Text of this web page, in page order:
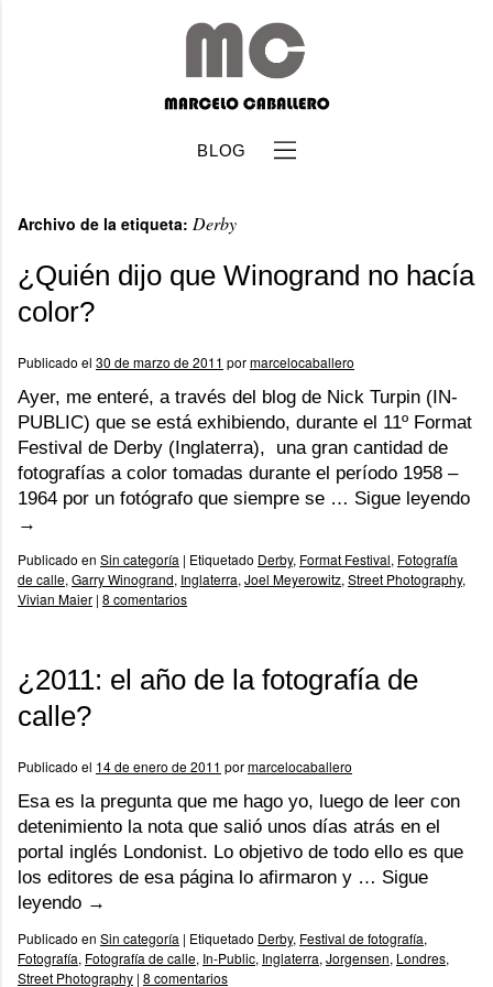
BLOG
Archivo de la etiqueta: Derby
¿Quién dijo que Winogrand no hacía
color?
Publicado el 30 de marzo de 2011 pormarcelocaballero
Ayer, me enteré, a través del blog de Nick Turpin (IN-
PUBLIC) que se está exhibiendo, durante el 11º Format
Festival de Derby (Inglaterra), una gran cantidad de
fotografías a color tomadas durante el período 1958 –
1964 por un fotógrafo que siempre se … Sigue leyendo
→
Publicado en Sin categoría | Etiquetado Derby, Format Festival, Fotografía
de calle, Garry Winogrand, Inglaterra, Joel Meyerowitz, Street Photography,
Vivian Maier | 8 comentarios
¿2011: el año de la fotografía de
calle?
Publicado el 14 de enero de 2011 pormarcelocaballero
Esa es la pregunta que me hago yo, luego de leer con
detenimiento la nota que salió unos días atrás en el
portal inglés Londonist. Lo objetivo de todo ello es que
los editores de esa página lo afirmaron y … Sigue
leyendo →
Publicado en Sin categoría | Etiquetado Derby, Festival de fotografía,
Fotografía, Fotografía de calle, In-Public, Inglaterra, Jorgensen, Londres,
Street Photography | 8 comentarios